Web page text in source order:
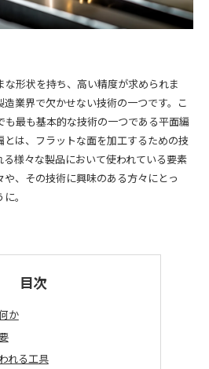
形状を持ち、高い精度が求められま
業界で欠かせない技術の一つです。こ
最も基本的な技術の一つである平面編
とは、フラットな面を加工するための技
様々な製品において使われている要素
、その技術に興味のある方々にとっ
。
目次
か
れる工具